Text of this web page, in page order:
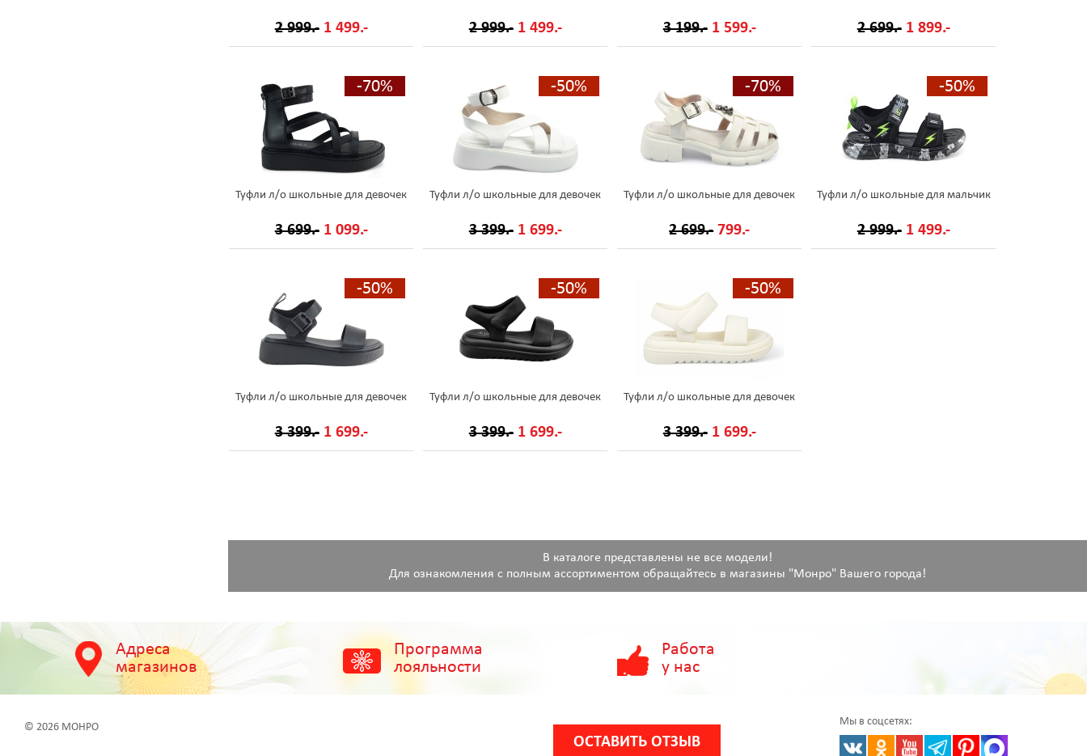
2 999.- 1 499.- 2 999.- 1 499.- 3 199.- 1 599.- 2 699.- 1 899.-
-70%
Туфли л/о школьные для девочек
3 699.- 1 099.-
-50%
Туфли л/о школьные для девочек
3 399.- 1 699.-
-70%
Туфли л/о школьные для девочек
2 699.- 799.-
-50%
Туфли л/о школьные для мальчик
2 999.- 1 499.-
-50%
Туфли л/о школьные для девочек
3 399.- 1 699.-
-50%
Туфли л/о школьные для девочек
3 399.- 1 699.-
-50%
Туфли л/о школьные для девочек
3 399.- 1 699.-
В каталоге представлены не все модели!
Для ознакомления с полным ассортиментом обращайтесь в магазины "Монро" Вашего города!
Адреса
магазинов
Программа
лояльности
Работа
у нас
© 2026 МОНРО
ОСТАВИТЬ ОТЗЫВ
Мы в соцсетях: